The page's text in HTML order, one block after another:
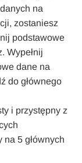
na
zostaniesz
podstawowe
Wypełnij
dane na
do głównego
i przystępny z
na 5 głównych